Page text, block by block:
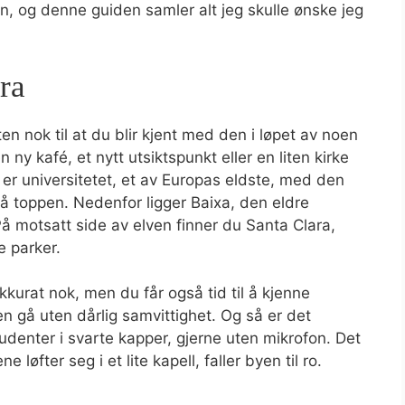
og denne guiden samler alt jeg skulle ønske jeg
nok til at du blir kjent med den i løpet av noen
ny kafé, et nytt utsiktspunkt eller en liten kirke
universitetet, et av Europas eldste, med den
toppen. Nedenfor ligger Baixa, den eldre
motsatt side av elven finner du Santa Clara,
parker.
nok, men du får også tid til å kjenne
gå uten dårlig samvittighet. Og så er det
i svarte kapper, gjerne uten mikrofon. Det
løfter seg i et lite kapell, faller byen til ro.